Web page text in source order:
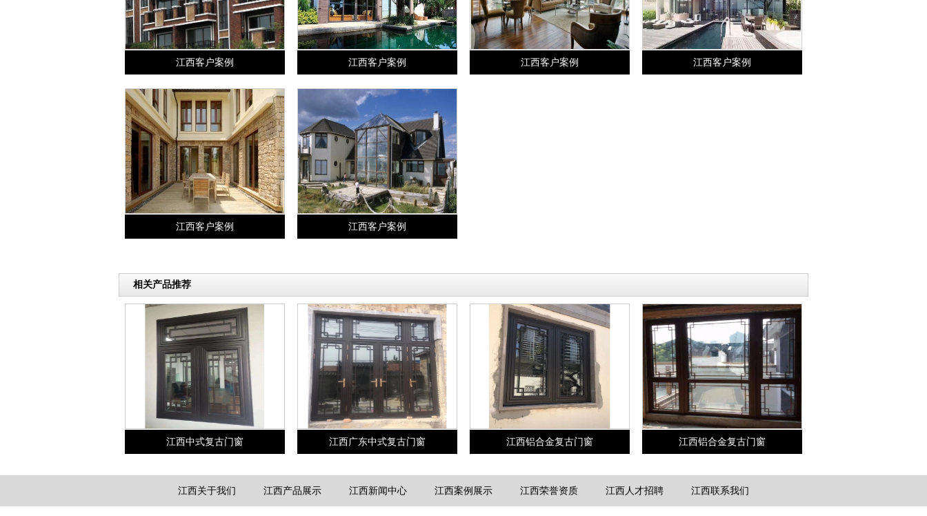
江西客户案例 江西客户案例 江西客户案例 江西客户案例
江西客户案例 江西客户案例
相关产品推荐
江西中式复古门窗 江西广东中式复古门窗 江西铝合金复古门窗 江西铝合金复古门窗
江西关于我们 江西产品展示 江西新闻中心 江西案例展示 江西荣誉资质 江西人才招聘 江西联系我们